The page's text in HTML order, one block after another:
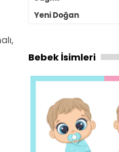
Yeni Doğan
Bebek İsimleri